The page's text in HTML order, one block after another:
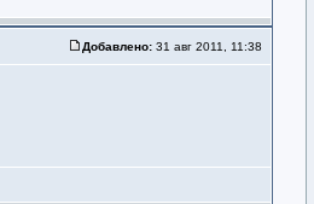
Добавлено: 31 авг 2011, 11:38